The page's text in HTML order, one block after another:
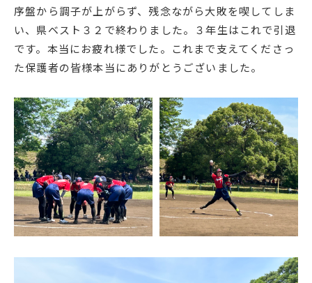
English
プライバシーポリシー
序盤から調子が上がらず、残念ながら大敗を喫してしま
い、県ベスト３２で終わりました。３年生はこれで引退
です。本当にお疲れ様でした。これまで支えてくださっ
た保護者の皆様本当にありがとうございました。